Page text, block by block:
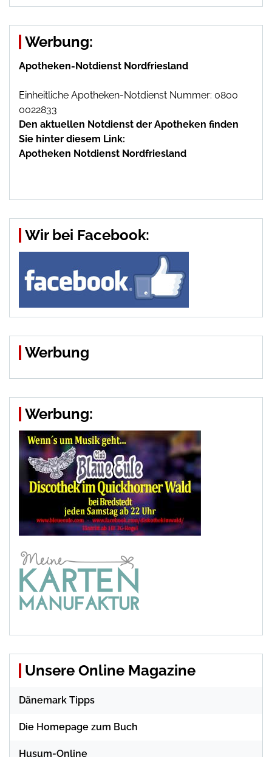
Werbung:
Apotheken-Notdienst Nordfriesland
Einheitliche Apotheken-Notdienst Nummer: 0800
0022833
Den aktuellen Notdienst der Apotheken finden
Sie hinter diesem Link:
Apotheken Notdienst Nordfriesland
Wir bei Facebook:
Werbung
Werbung:
Unsere Online Magazine
Dänemark Tipps
Die Homepage zum Buch
Husum-Online